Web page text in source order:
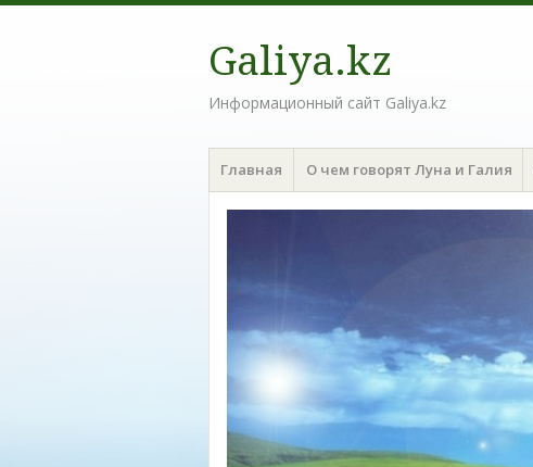
Galiya.kz
Информационный сайт Galiya.kz
Меню
Наверх
Главная О чем говорят Луна и Галия